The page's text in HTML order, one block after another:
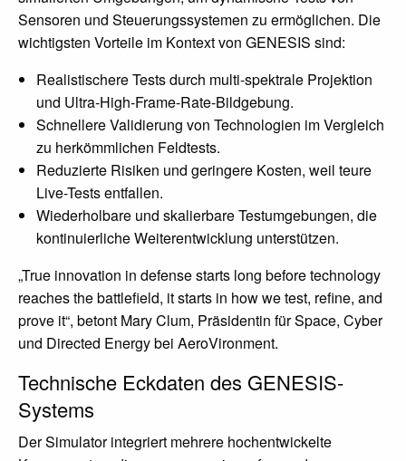
Sensoren und Steuerungssystemen zu ermöglichen. Die
wichtigsten Vorteile im Kontext von GENESIS sind:
Realistischere Tests durch multi-spektrale Projektion
und Ultra-High-Frame-Rate-Bildgebung.
Schnellere Validierung von Technologien im Vergleich
zu herkömmlichen Feldtests.
Reduzierte Risiken und geringere Kosten, weil teure
Live-Tests entfallen.
Wiederholbare und skalierbare Testumgebungen, die
kontinuierliche Weiterentwicklung unterstützen.
„True innovation in defense starts long before technology
reaches the battlefield, it starts in how we test, refine, and
prove it“, betont Mary Clum, Präsidentin für Space, Cyber
und Directed Energy bei AeroVironment.
Technische Eckdaten des GENESIS-
Systems
Der Simulator integriert mehrere hochentwickelte